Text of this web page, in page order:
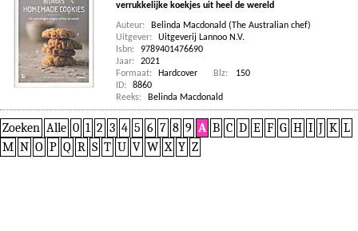
verrukkelijke koekjes uit heel de wereld
Auteur:
Belinda Macdonald (The Australian chef)
Uitgever:
Uitgeverij Lannoo N.V.
Isbn:
9789401476690
Jaar:
2021
Formaat:
Hardcover Blz:
150
ID:
8860
Reeks:
Belinda Macdonald
Zoeken Alle 0 1 2 3 4 5 6 7 8 9 A B C D E F G H I J K L
M N O P Q R S T U V W X Y Z